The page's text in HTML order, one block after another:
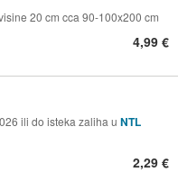
20 cm cca 90-100x200 cm
4,99 €
ili do isteka zaliha u NTL
2,29 €